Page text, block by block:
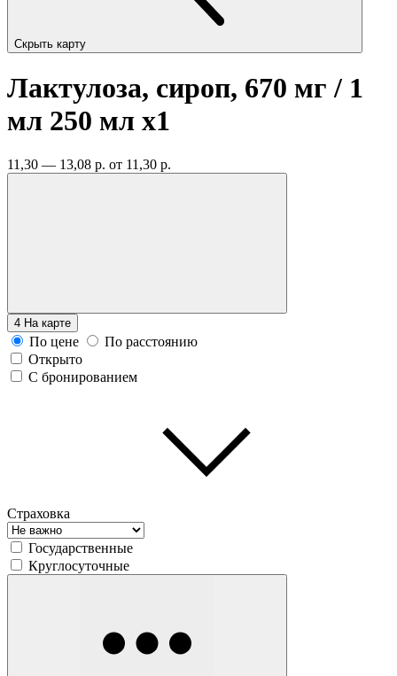
Скрыть карту
Лактулоза, сироп, 670 мг / 1
мл 250 мл x1
11,30 — 13,08 р. от 11,30 р.
4 На карте
По цене
По расстоянию
Открыто
С бронированием
Страховка
Государственные
Круглосуточные